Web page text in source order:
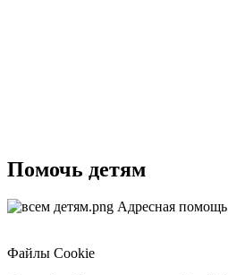
Помочь детям
Адресная помощь
Файлы Cookie